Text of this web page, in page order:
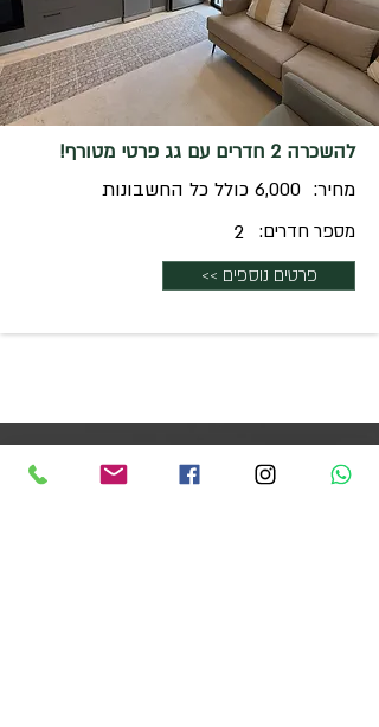
להשכרה 2 חדרים עם גג פרטי מטורף!
6,000 כולל כל החשבונות מחיר:
2
מספר חדרים:
פרטים נוספים >>
למידע נוסף וליצירת קשר עם צוות המומחים